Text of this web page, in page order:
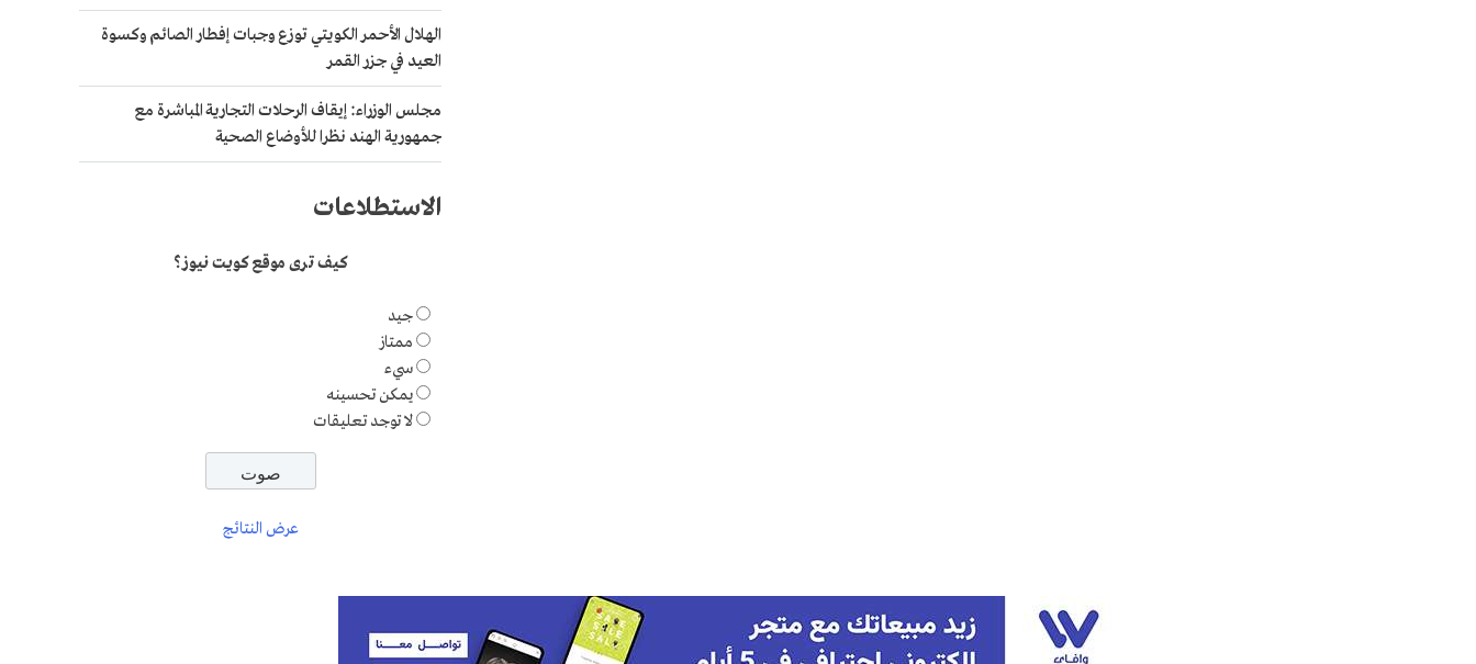
الهلال الأحمر الكويتي توزع وجبات إفطار الصائم وكسوة
العيد في جزر القمر
مجلس الوزراء: إيقاف الرحلات التجارية المباشرة مع
جمهورية الهند نظرا للأوضاع الصحية
الاستطلاعات
كيف ترى موقع كويت نيوز؟
جيد
ممتاز
سيء
يمكن تحسينه
لا توجد تعليقات
عرض النتائج